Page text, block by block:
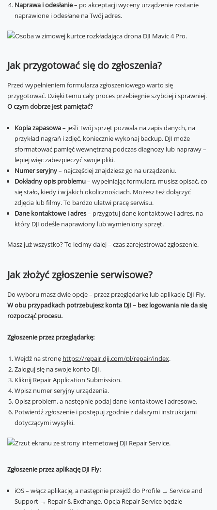
Naprawa i odesłanie– po akceptacji wyceny urządzenie zostanie
naprawione i odesłane na Twój adres.
Jak przygotować się do zgłoszenia?
Przed wypełnieniem formularza zgłoszeniowego warto się
przygotować. Dzięki temu cały proces przebiegnie szybciej i sprawniej.
O czym dobrze jest pamiętać?
Kopia zapasowa– jeśli Twój sprzęt pozwala na zapis danych, na
przykład nagrań i zdjęć, koniecznie wykonaj backup. DJI może
sformatować pamięć wewnętrzną podczas diagnozy lub naprawy –
lepiej więc zabezpieczyć swoje pliki.
Numer seryjny– najczęściej znajdziesz go na urządzeniu.
Dokładny opis problemu– wypełniając formularz, musisz opisać, co
się stało, kiedy i w jakich okolicznościach. Możesz też dołączyć
zdjęcia lub filmy. To bardzo ułatwi pracę serwisu.
Dane kontaktowe i adres– przygotuj dane kontaktowe i adres, na
który DJI odeśle naprawiony lub wymieniony sprzęt.
Masz już wszystko? To lecimy dalej – czas zarejestrować zgłoszenie.
Jak złożyć zgłoszenie serwisowe?
Do wyboru masz dwie opcje – przez przeglądarkę lub aplikację DJI Fly.
W obu przypadkach potrzebujesz konta DJI – bez logowania nie da się
rozpocząć procesu.
Zgłoszenie przez przeglądarkę:
Wejdź na stronę https://repair.dji.com/pl/repair/index.
Zaloguj się na swoje konto DJI.
Kliknij Repair Application Submission.
Wpisz numer seryjny urządzenia.
Opisz problem, a następnie podaj dane kontaktowe i adresowe.
Potwierdź zgłoszenie i postępuj zgodnie z dalszymi instrukcjami
dotyczącymi wysyłki.
Zgłoszenie przez aplikację DJI Fly:
iOS – włącz aplikację, a następnie przejdź do Profile → Service and
Support → Repair & Exchange. Opcja Repair Service będzie